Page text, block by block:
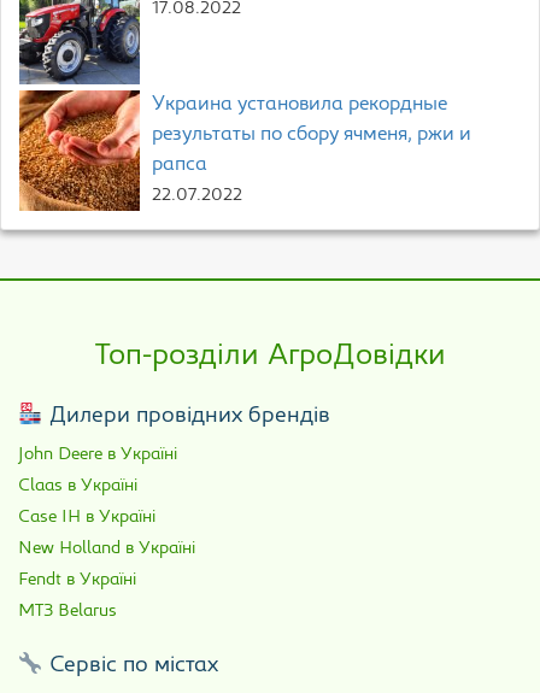
17.08.2022
Украина установила рекордные
результаты по сбору ячменя, ржи и
рапса
22.07.2022
Топ-розділи АгроДовідки
Дилери провідних брендів
John Deere в Україні
Claas в Україні
Case IH в Україні
New Holland в Україні
Fendt в Україні
МТЗ Belarus
Сервіс по містах